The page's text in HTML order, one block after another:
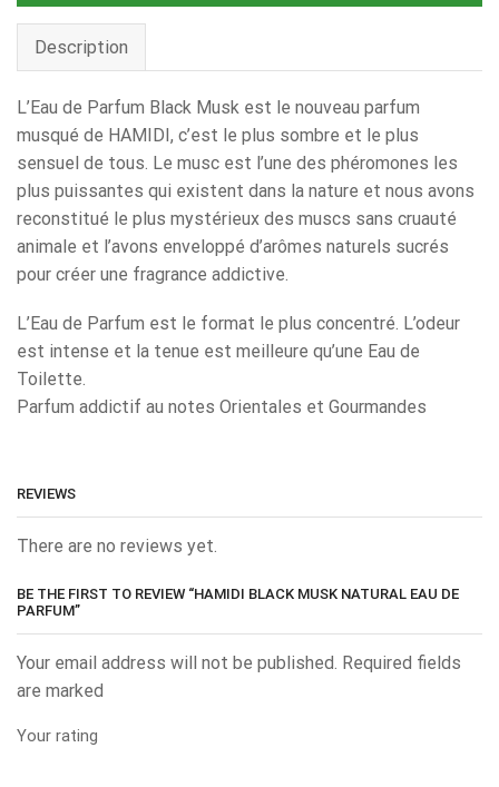
Description
L’Eau de Parfum Black Musk est le nouveau parfum
musqué de HAMIDI, c’est le plus sombre et le plus
sensuel de tous. Le musc est l’une des phéromones les
plus puissantes qui existent dans la nature et nous avons
reconstitué le plus mystérieux des muscs sans cruauté
animale et l’avons enveloppé d’arômes naturels sucrés
pour créer une fragrance addictive.
L’Eau de Parfum est le format le plus concentré. L’odeur
est intense et la tenue est meilleure qu’une Eau de
Toilette.
Parfum addictif au notes Orientales et Gourmandes
REVIEWS
There are no reviews yet.
BE THE FIRST TO REVIEW “HAMIDI BLACK MUSK NATURAL EAU DE
PARFUM”
Your email address will not be published. Required fields
are marked
Your rating